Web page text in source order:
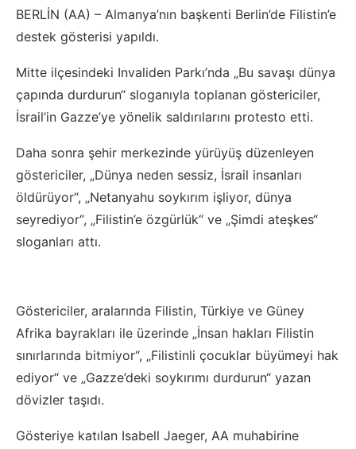
BERLİN (AA) – Almanya’nın başkenti Berlin’de Filistin’e
destek gösterisi yapıldı.
Mitte ilçesindeki Invaliden Parkı’nda „Bu savaşı dünya
çapında durdurun“ sloganıyla toplanan göstericiler,
İsrail’in Gazze’ye yönelik saldırılarını protesto etti.
Daha sonra şehir merkezinde yürüyüş düzenleyen
göstericiler, „Dünya neden sessiz, İsrail insanları
öldürüyor“, „Netanyahu soykırım işliyor, dünya
seyrediyor“, „Filistin’e özgürlük“ ve „Şimdi ateşkes“
sloganları attı.
Göstericiler, aralarında Filistin, Türkiye ve Güney
Afrika bayrakları ile üzerinde „İnsan hakları Filistin
sınırlarında bitmiyor“, „Filistinli çocuklar büyümeyi hak
ediyor“ ve „Gazze’deki soykırımı durdurun“ yazan
dövizler taşıdı.
Gösteriye katılan Isabell Jaeger, AA muhabirine